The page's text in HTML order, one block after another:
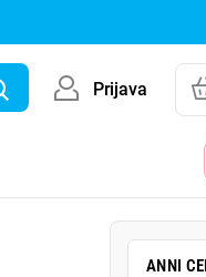
Prijava
ANNI